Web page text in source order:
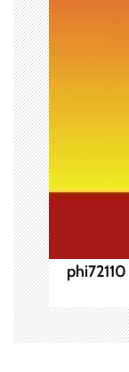
ョ
ン
phi72110